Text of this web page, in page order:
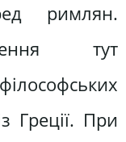
римлян.
тут
Греції. При